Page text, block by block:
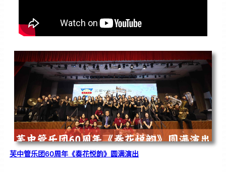
芙中管乐团60周年《奏花悦韵》圆满演出